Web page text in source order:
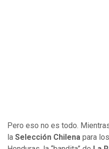
Pero eso no es todo.
la Selección Chilena para